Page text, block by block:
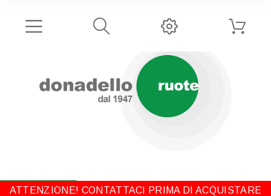
ATTENZIONE! CONTATTACI PRIMA DI ACQUISTARE